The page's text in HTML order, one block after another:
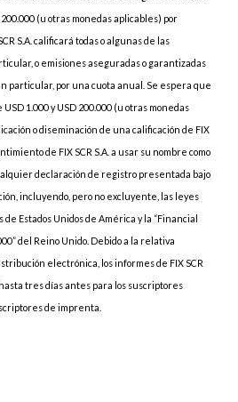
(u otras monedas aplicables) por
S.A. calificará todas o algunas de las
o emisiones aseguradas o garantizadas
particular, por una cuota anual. Se espera que
1.000 y USD 200.000 (u otras monedas
o diseminación de una calificación de FIX
de FIX SCR S.A. a usar su nombre como
declaración de registro presentada bajo
incluyendo, pero no excluyente, las leyes
Estados Unidos de América y la “Financial
del Reino Unido. Debido a la relativa
electrónica, los informes de FIX SCR
tres días antes para los suscriptores
de imprenta.